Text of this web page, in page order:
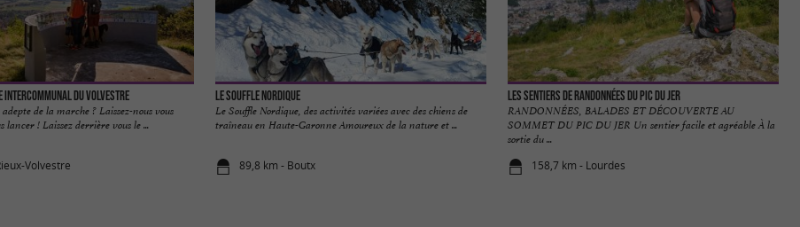
intercommunal du Volvestre
adepte de la marche ? Laissez-nous vous
lancer ! Laissez derrière vous le ...
Volvestre
Le Souffle Nordique
Le Souffle Nordique, des activités variées avec des chiens de
traîneau en Haute-Garonne Amoureux de la nature et ...
89,8 km - Boutx
Les sentiers de randonnées du Pic du Jer
RANDONNÉES, BALADES ET DÉCOUVERTE AU
SOMMET DU PIC DU JER Un sentier facile et agréable À la
sortie du ...
158,7 km - Lourdes